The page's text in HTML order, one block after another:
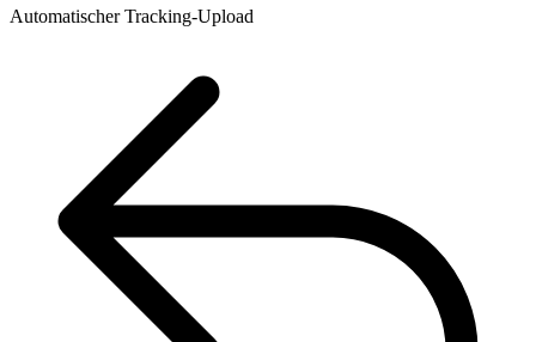
Automatischer Tracking-Upload